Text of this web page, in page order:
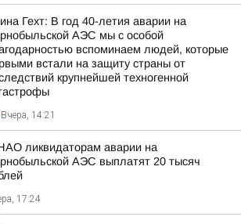
Гехт: В год 40-летия аварии на
АЭС мы с особой
вспоминаем людей, которые
встали на защиту страны от
крупнейшей техногенной
Вчера, 14:21
ликвидаторам аварии на
АЭС выплатят 20 тысяч
17:24